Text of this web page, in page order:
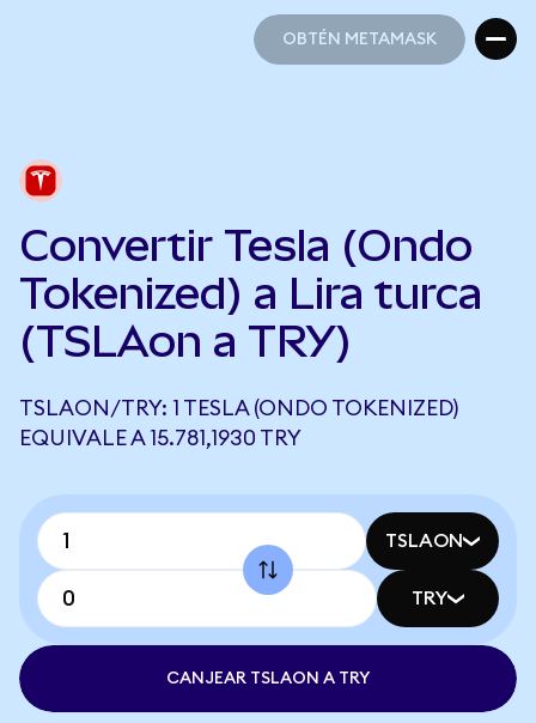
OBTÉN METAMASK
Convertir Tesla (Ondo
Tokenized) a Lira turca
(TSLAon a TRY)
TSLAON/TRY: 1 TESLA (ONDO TOKENIZED)
EQUIVALE A 15.781,1930 TRY
TSLAON
TRY
CANJEAR TSLAON A TRY